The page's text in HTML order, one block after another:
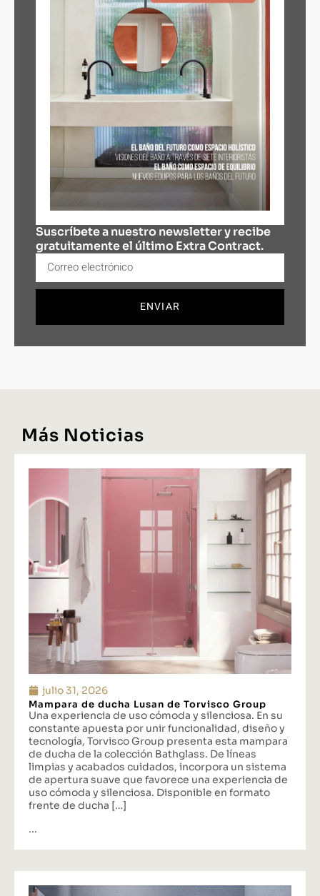
Suscríbete a nuestro newsletter y recibe
gratuitamente el último Extra Contract.
ENVIAR
Más Noticias
julio 31, 2026
Mampara de ducha Lusan de Torvisco Group
Una experiencia de uso cómoda y silenciosa. En su
constante apuesta por unir funcionalidad, diseño y
tecnología, Torvisco Group presenta esta mampara
de ducha de la colección Bathglass. De líneas
limpias y acabados cuidados, incorpora un sistema
de apertura suave que favorece una experiencia de
uso cómoda y silenciosa. Disponible en formato
frente de ducha […]
...